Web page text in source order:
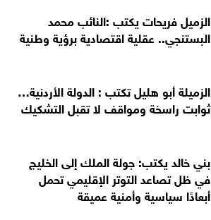
الزميل فريحات يكتب :النائب محمد
البستنجي.. عقلية اقتصادية برؤية وطنية
الزميلة أبو هليل تكتب : الدولة الأردنية…
ثوابت راسخة ومواقف لا تقبل التشكيك
بني خالد يكتب: جولة الملك إلى الخليج
في ظل تصاعد التوتر الإقليمي تحمل
أبعادًا سياسية وأمنية عميقة